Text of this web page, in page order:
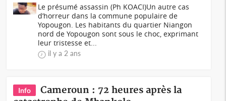
Le présumé assassin (Ph KOACI)Un autre cas
d’horreur dans la commune populaire de
Yopougon. Les habitants du quartier Niangon
nord de Yopougon sont sous le choc, exprimant
leur tristesse et...
il y a 2 ans
Info
Cameroun : 72 heures après la